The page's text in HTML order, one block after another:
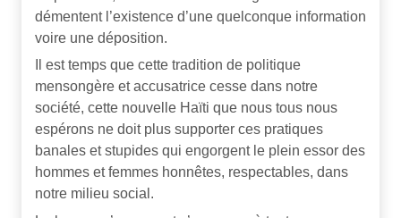
démentent l’existence d’une quelconque information
voire une déposition.
Il est temps que cette tradition de politique
mensongère et accusatrice cesse dans notre
société, cette nouvelle Haïti que nous tous nous
espérons ne doit plus supporter ces pratiques
banales et stupides qui engorgent le plein essor des
hommes et femmes honnêtes, respectables, dans
notre milieu social.